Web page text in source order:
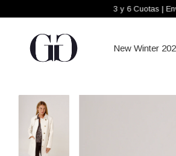
3 y 6 Cuotas | Envíos sin
New Winter